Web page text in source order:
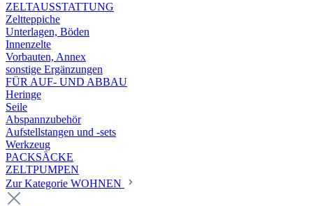
ZELTAUSSTATTUNG
Zeltteppiche
Unterlagen, Böden
Innenzelte
Vorbauten, Annex
sonstige Ergänzungen
FÜR AUF- UND ABBAU
Heringe
Seile
Abspannzubehör
Aufstellstangen und -sets
Werkzeug
PACKSÄCKE
ZELTPUMPEN
Zur Kategorie WOHNEN